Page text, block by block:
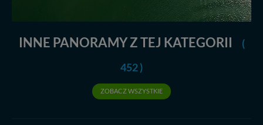
INNE PANORAMY Z TEJ KATEGORII
(
452 )
ZOBACZ WSZYSTKIE